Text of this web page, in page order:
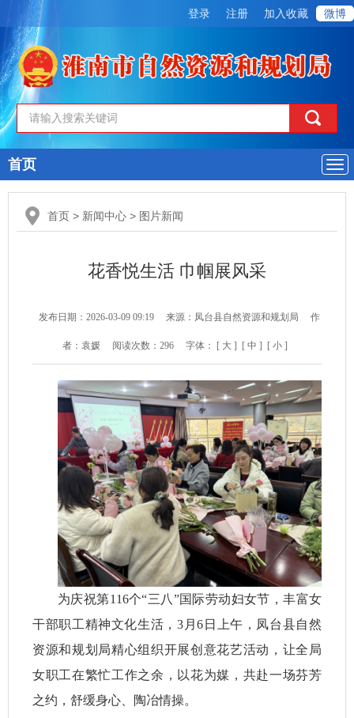
登录 注册 加入收藏 微博
导
航
首页
首页 > 新闻中心 > 图片新闻
花香悦生活 巾帼展风采
发布日期：2026-03-09 09:19 来源：凤台县自然资源和规划局 作
者：袁媛 阅读次数： 296 字体： [ 大 ] [ 中 ] [ 小 ]
为庆祝第116个“三八”国际劳动妇女节，丰富女
干部职工精神文化生活，3月6日上午，凤台县自然
资源和规划局精心组织开展创意花艺活动，让全局
女职工在繁忙工作之余，以花为媒，共赴一场芬芳
之约，舒缓身心、陶冶情操。